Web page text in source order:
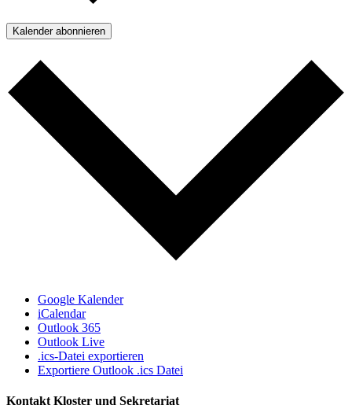
Kalender abonnieren
Google Kalender
iCalendar
Outlook 365
Outlook Live
.ics-Datei exportieren
Exportiere Outlook .ics Datei
Kontakt Kloster und Sekretariat